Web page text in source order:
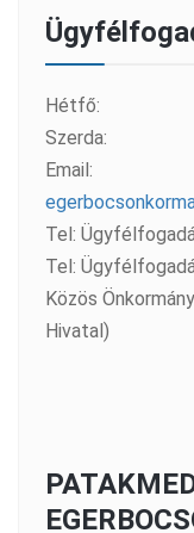
Hétfő:
Szerda:
Email:
Tel:
Tel:
Közös
Hivatal)